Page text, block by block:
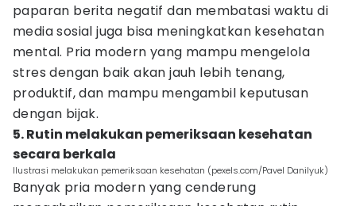
paparan berita negatif dan membatasi waktu di
media sosial juga bisa meningkatkan kesehatan
mental. Pria modern yang mampu mengelola
stres dengan baik akan jauh lebih tenang,
produktif, dan mampu mengambil keputusan
dengan bijak.
5. Rutin melakukan pemeriksaan kesehatan
secara berkala
Ilustrasi melakukan pemeriksaan kesehatan (pexels.com/Pavel Danilyuk)
Banyak pria modern yang cenderung